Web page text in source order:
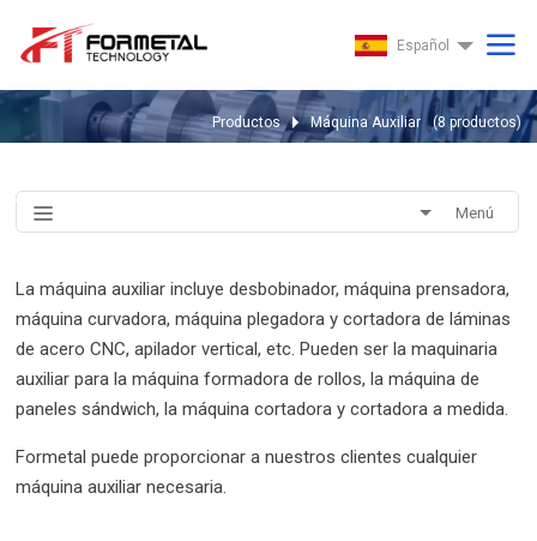
Español
Productos Máquina Auxiliar (8 productos)
Menú
La máquina auxiliar incluye desbobinador, máquina prensadora,
máquina curvadora, máquina plegadora y cortadora de láminas
de acero CNC, apilador vertical, etc. Pueden ser la maquinaria
auxiliar para la máquina formadora de rollos, la máquina de
paneles sándwich, la máquina cortadora y cortadora a medida.
Formetal puede proporcionar a nuestros clientes cualquier
máquina auxiliar necesaria.